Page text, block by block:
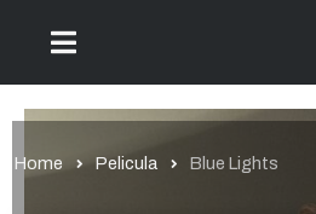
Home Pelicula Blue Lights